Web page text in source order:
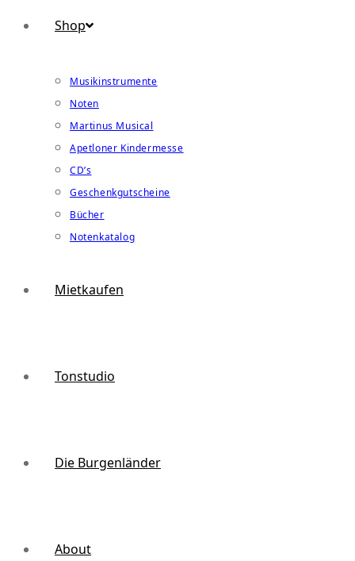
Shop
Musikinstrumente
Noten
Martinus Musical
Apetloner Kindermesse
CD’s
Geschenkgutscheine
Bücher
Notenkatalog
Mietkaufen
Tonstudio
Die Burgenländer
About